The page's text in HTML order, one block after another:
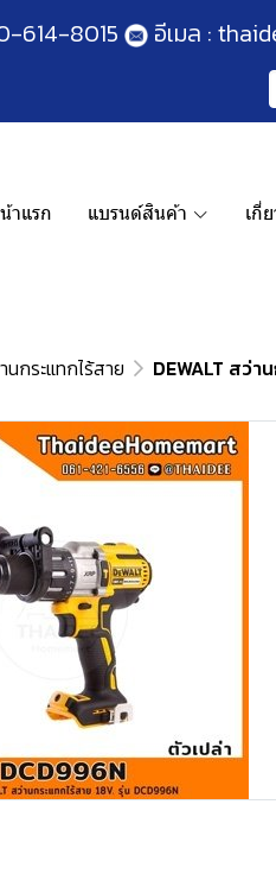
614-8015 อีเมล :
าแรก แบรนด์สินค้า เกี่
กระแทกไร้สาย DEWALT สว่